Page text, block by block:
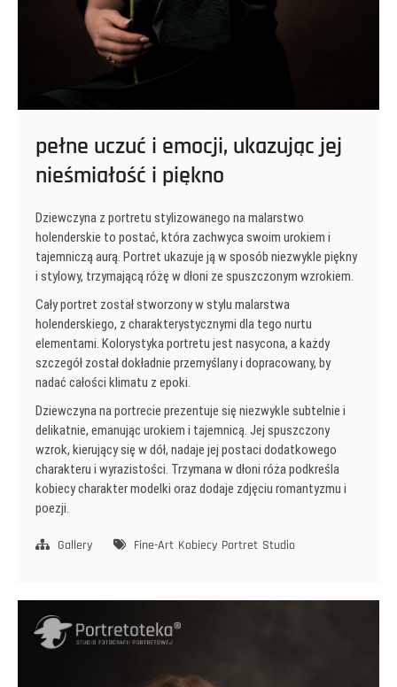
pełne uczuć i emocji, ukazując jej
nieśmiałość i piękno
Dziewczyna z portretu stylizowanego na malarstwo
holenderskie to postać, która zachwyca swoim urokiem i
tajemniczą aurą. Portret ukazuje ją w sposób niezwykle piękny
i stylowy, trzymającą różę w dłoni ze spuszczonym wzrokiem.
Cały portret został stworzony w stylu malarstwa
holenderskiego, z charakterystycznymi dla tego nurtu
elementami. Kolorystyka portretu jest nasycona, a każdy
szczegół został dokładnie przemyślany i dopracowany, by
nadać całości klimatu z epoki.
Dziewczyna na portrecie prezentuje się niezwykle subtelnie i
delikatnie, emanując urokiem i tajemnicą. Jej spuszczony
wzrok, kierujący się w dół, nadaje jej postaci dodatkowego
charakteru i wyrazistości. Trzymana w dłoni róża podkreśla
kobiecy charakter modelki oraz dodaje zdjęciu romantyzmu i
poezji.
Gallery Fine-Art Kobiecy Portret Studio